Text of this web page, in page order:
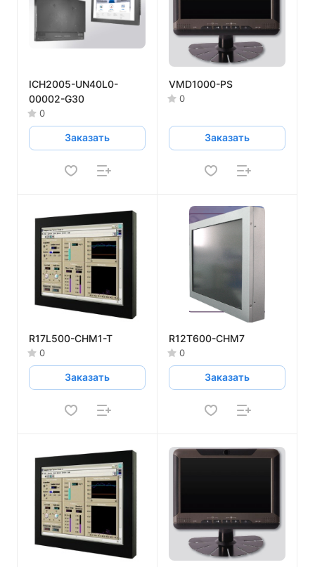
ICH2005-UN40L0-
00002-G30
0
Заказать
VMD1000-PS
0
Заказать
R17L500-CHM1-T
0
Заказать
R12T600-CHM7
0
Заказать